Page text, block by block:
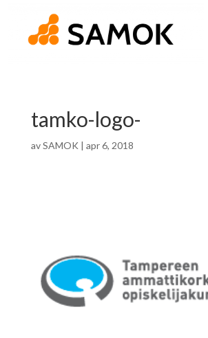
tamko-logo-
avSAMOK | apr 6, 2018